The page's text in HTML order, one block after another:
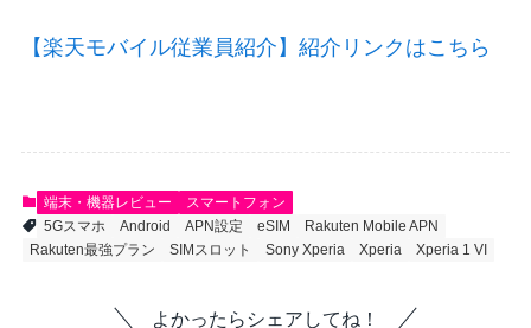
【楽天モバイル従業員紹介】紹介リンクはこちら
端末・機器レビュー
スマートフォン
5Gスマホ
Android APN設定 eSIM
Rakuten Mobile APN
Rakuten最強プラン
SIMスロット Sony Xperia Xperia Xperia 1 VI
よかったらシェアしてね！